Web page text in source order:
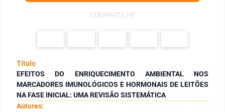
COMPARTILHE
Título
EFEITOS DO ENRIQUECIMENTO AMBIENTAL NOS
MARCADORES IMUNOLÓGICOS E HORMONAIS DE LEITÕES
NA FASE INICIAL: UMA REVISÃO SISTEMÁTICA
Autores: